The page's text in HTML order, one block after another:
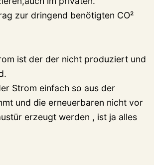
zur dringend benötigten CO²
ist der der nicht produziert und
Strom einfach so aus der
und die erneuerbaren nicht vor
erzeugt werden , ist ja alles